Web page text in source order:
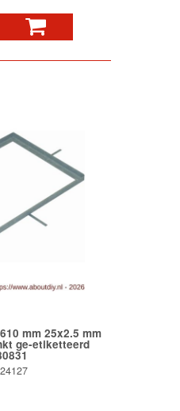
mm 25x2.5 mm
ge-etiketteerd